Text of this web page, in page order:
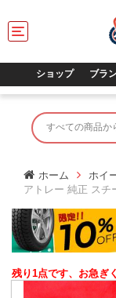
T
o
l
i
o
n
ショップ ブラ
ホーム ホイ
アトレー 純正 スチ
残り1点です、お急ぎ